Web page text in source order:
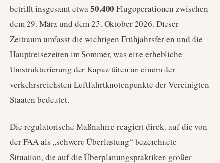
betrifft insgesamt etwa50.400 Flugoperationen zwischen
dem 29. März und dem 25. Oktober 2026. Dieser
Zeitraum umfasst die wichtigen Frühjahrsferien und die
Hauptreisezeiten im Sommer, was eine erhebliche
Umstrukturierung der Kapazitäten an einem der
verkehrsreichsten Luftfahrtknotenpunkte der Vereinigten
Staaten bedeutet.
Die regulatorische Maßnahme reagiert direkt auf die von
der FAA als „schwere Überlastung“ bezeichnete
Situation, die auf die Überplanungspraktiken großer